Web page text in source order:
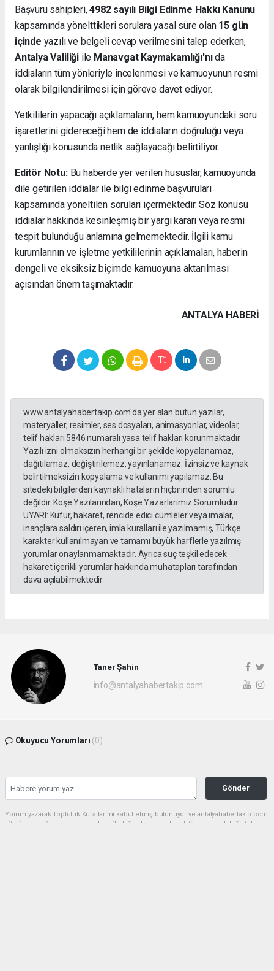
Başvuru sahipleri,4982 sayılı Bilgi Edinme Hakkı Kanunu
kapsamında yönelttikleri sorulara yasal süre olan 15 gün
içinde yazılı ve belgeli cevap verilmesini talep ederken,
Antalya Valiliğiile Manavgat Kaymakamlığı'nıda
iddiaların tüm yönleriyle incelenmesi ve kamuoyunun resmi
olarak bilgilendirilmesi için göreve davet ediyor.
Yetkililerin yapacağı açıklamaların, hem kamuoyundaki soru
işaretlerini gidereceği hem de iddiaların doğruluğu veya
yanlışlığı konusunda netlik sağlayacağı belirtiliyor.
Editör Notu:Bu haberde yer verilen hususlar, kamuoyunda
dile getirilen iddialar ile bilgi edinme başvuruları
kapsamında yöneltilen soruları içermektedir. Söz konusu
iddialar hakkında kesinleşmiş bir yargı kararı veya resmi
tespit bulunduğu anlamına gelmemektedir. İlgili kamu
kurumlarının ve işletme yetkililerinin açıklamaları, haberin
dengeli ve eksiksiz biçimde kamuoyuna aktarılması
açısından önem taşımaktadır.
ANTALYA HABERİ
www.antalyahabertakip.com'da yer alan bütün yazılar,
materyaller, resimler, ses dosyaları, animasyonlar, videolar,
telif hakları 5846 numaralı yasa telif hakları korunmaktadır.
Yazılı izni olmaksızın herhangi bir şekilde kopyalanamaz,
dağıtılamaz, değiştirilemez, yayınlanamaz. İzinsiz ve kaynak
belirtilmeksizin kopyalama ve kullanımı yapılamaz. Bu
sitedeki bilgilerden kaynaklı hataların hiçbirinden sorumlu
değildir. Köşe Yazılarından, Köşe Yazarlarımız Sorumludur...
UYARI: Küfür, hakaret, rencide edici cümleler veya imalar,
inançlara saldırı içeren, imla kuralları ile yazılmamış, Türkçe
karakter kullanılmayan ve tamamı büyük harflerle yazılmış
yorumlar onaylanmamaktadır. Ayrıca suç teşkil edecek
hakaret içerikli yorumlar hakkında muhatapları tarafından
dava açılabilmektedir.
Taner Şahin
info@antalyahabertakip.com
Okuyucu Yorumları (0)
Gönder
Yorum yazarak Topluluk Kuralları’nı kabul etmiş bulunuyor ve antalyahabertakip.com
sitesine yaptığınız yorumunuzla ilgili doğrudan veya dolaylı tüm sorumluluğu tek